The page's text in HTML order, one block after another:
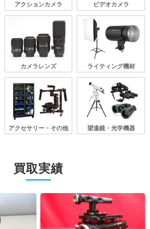
アクションカメラ ビデオカメラ
カメラレンズ ライティング機材
アクセサリー・その他 望遠鏡・光学機器
買取実績